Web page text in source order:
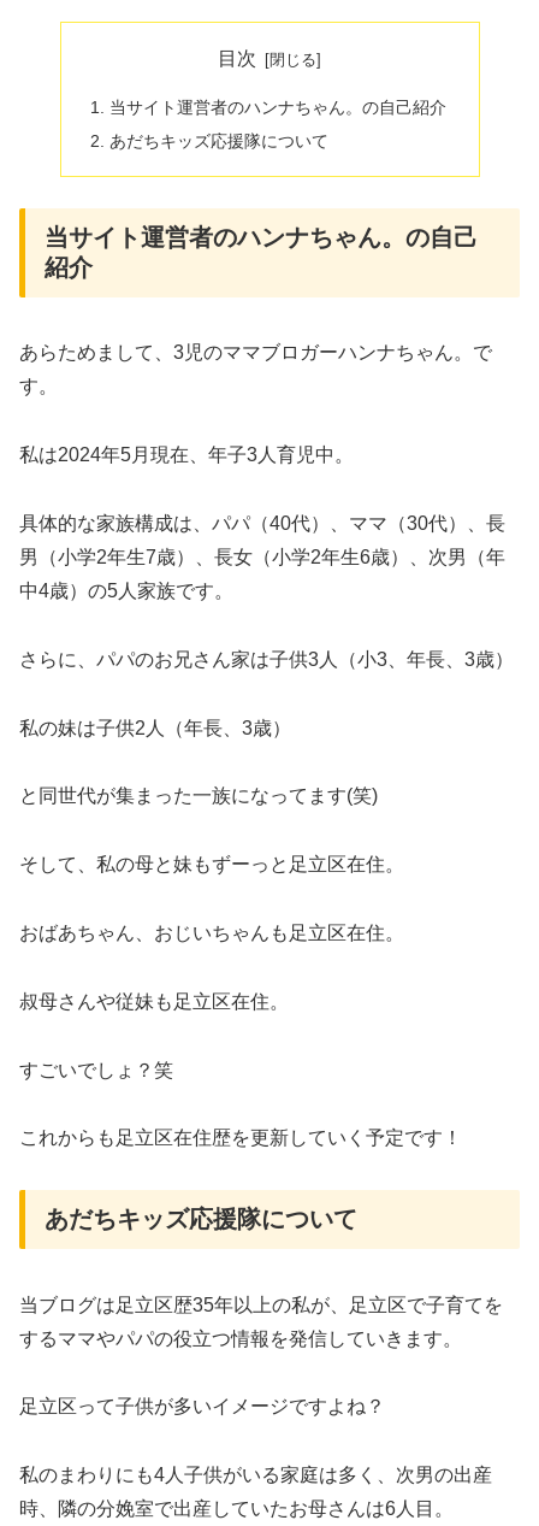
目次
当サイト運営者のハンナちゃん。の自己紹介
あだちキッズ応援隊について
当サイト運営者のハンナちゃん。の自己
紹介
あらためまして、3児のママブロガーハンナちゃん。で
す。
私は2024年5月現在、年子3人育児中。
具体的な家族構成は、パパ（40代）、ママ（30代）、長
男（小学2年生7歳）、長女（小学2年生6歳）、次男（年
中4歳）の5人家族です。
さらに、パパのお兄さん家は子供3人（小3、年長、3歳）
私の妹は子供2人（年長、3歳）
と同世代が集まった一族になってます(笑)
そして、私の母と妹もずーっと足立区在住。
おばあちゃん、おじいちゃんも足立区在住。
叔母さんや従妹も足立区在住。
すごいでしょ？笑
これからも足立区在住歴を更新していく予定です！
あだちキッズ応援隊について
当ブログは足立区歴35年以上の私が、足立区で子育てを
するママやパパの役立つ情報を発信していきます。
足立区って子供が多いイメージですよね？
私のまわりにも4人子供がいる家庭は多く、次男の出産
時、隣の分娩室で出産していたお母さんは6人目。